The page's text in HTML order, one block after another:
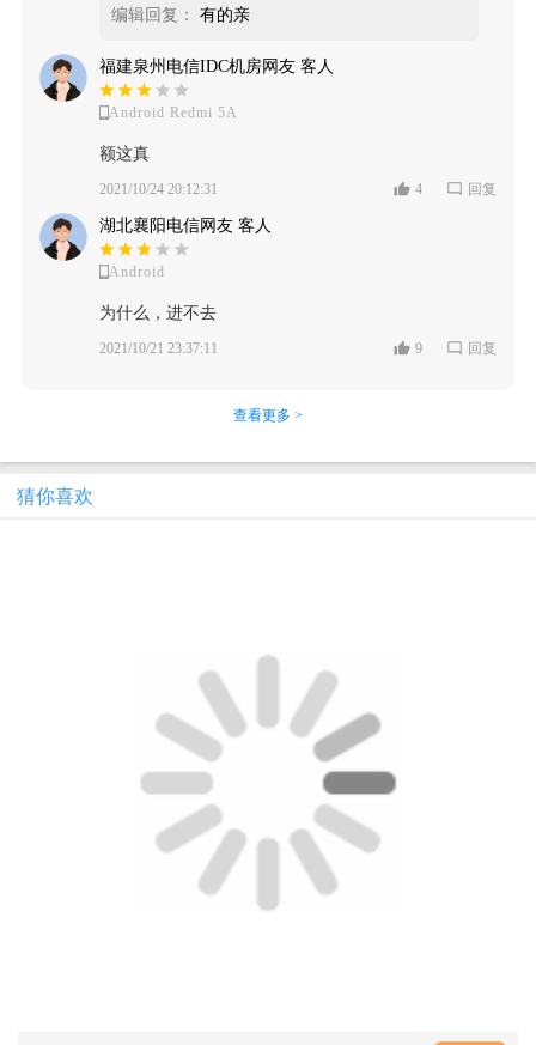
编辑回复： 有的亲
福建泉州电信IDC机房网友 客人
Android Redmi 5A
额这真
2021/10/24 20:12:31 4 回复
湖北襄阳电信网友 客人
Android
为什么，进不去
2021/10/21 23:37:11 9 回复
查看更多 >
猜你喜欢